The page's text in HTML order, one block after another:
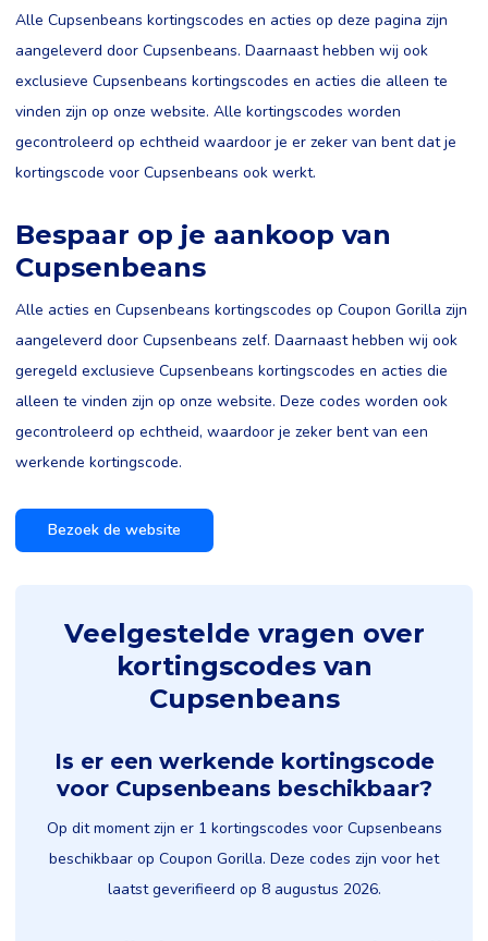
Alle Cupsenbeans kortingscodes en acties op deze pagina zijn
aangeleverd door Cupsenbeans. Daarnaast hebben wij ook
exclusieve Cupsenbeans kortingscodes en acties die alleen te
vinden zijn op onze website. Alle kortingscodes worden
gecontroleerd op echtheid waardoor je er zeker van bent dat je
kortingscode voor Cupsenbeans ook werkt.
Bespaar op je aankoop van
Cupsenbeans
Alle acties en Cupsenbeans kortingscodes op Coupon Gorilla zijn
aangeleverd door Cupsenbeans zelf. Daarnaast hebben wij ook
geregeld exclusieve Cupsenbeans kortingscodes en acties die
alleen te vinden zijn op onze website. Deze codes worden ook
gecontroleerd op echtheid, waardoor je zeker bent van een
werkende kortingscode.
Bezoek de website
Veelgestelde vragen over
kortingscodes van
Cupsenbeans
Is er een werkende kortingscode
voor Cupsenbeans beschikbaar?
Op dit moment zijn er 1 kortingscodes voor Cupsenbeans
beschikbaar op Coupon Gorilla. Deze codes zijn voor het
laatst geverifieerd op 8 augustus 2026.